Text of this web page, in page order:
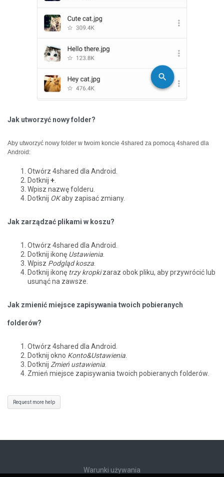
Jak utworzyć nowy folder?
Aby utworzyć nowy folder w twoim koncie 4shared za pomocą 4shared dla
Android:
Otwórz 4shared dla Android.
Dotknij +.
Wpisz nazwę folderu.
Dotknij OKaby zapisać zmiany.
Jak zarządzać plikami w koszu?
Otwórz 4shared dla Android.
Dotknij ikonę Ustawienia.
Wpisz Podgląd kosza.
Dotknij ikonę trzy kropkizaraz obok pliku, aby przywrócić lub
usunąć na zawsze.
Jak zmienić miejsce zapisywania twoich pobieranych
folderów?
Otwórz 4shared dla Android.
Dotknij okno Konto&Ustawienia.
Dotknij Zmień ustawienia.
Zmień miejsce zapisywania twoich pobieranych folderów.
Request more help
Warunki używania